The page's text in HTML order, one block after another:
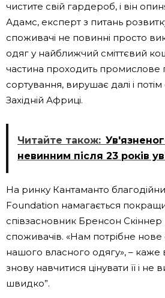
чистите свій гардероб, і він
Адамс, експерт з питань
споживачі не повинні просто
одяг у найближчий сміттєвий
частина проходить
сортування, вирушає далі і
Західній Африці.
Читайте також:
невинним після 23 років
На ринку Кантаманто
Foundation намагається
співзасновник Бренсон
споживачів. «Нам потрібне
нашого власного одягу», – каже
знову навчитися цінувати її і не
швидко”.